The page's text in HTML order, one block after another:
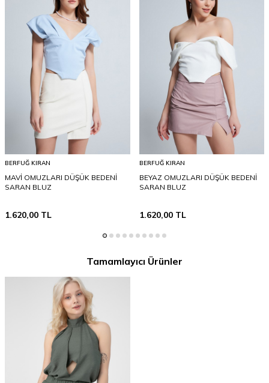
BERFUĞ KIRAN
MAVİ OMUZLARI DÜŞÜK BEDENİ
SARAN BLUZ
1.620,00 TL
BERFUĞ KIRAN
BEYAZ OMUZLARI DÜŞÜK BEDENİ
SARAN BLUZ
1.620,00TL
Tamamlayıcı Ürünler